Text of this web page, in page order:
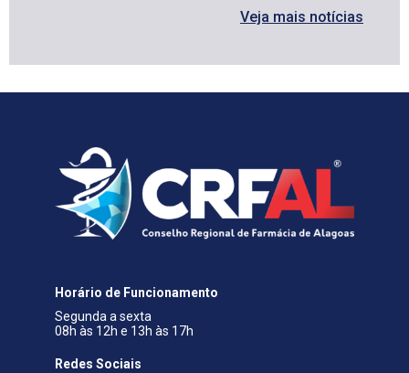
Veja mais notícias
Horário de Funcionamento
Segunda a sexta
08h às 12h e 13h às 17h
Redes Sociais​